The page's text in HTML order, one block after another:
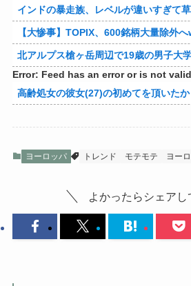
インドの暴走族、レベルが違いすぎて
【大惨事】TOPIX、600銘柄大量除外
北アルプス槍ヶ岳周辺で19歳の男子大学生が遭難 単独で1泊2日の予定で
Error: Feed has an error or is not
高齢処女の彼女(27)の初めてを頂いた
ヨーロッパ トレンド モテモテ ヨー
よかったらシェアし